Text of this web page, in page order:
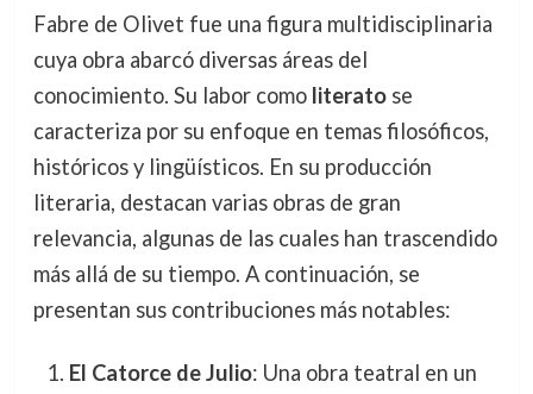
Fabre de Olivet fue una figura multidisciplinaria
cuya obra abarcó diversas áreas del
conocimiento. Su labor como literatose
caracteriza por su enfoque en temas filosóficos,
históricos y lingüísticos. En su producción
literaria, destacan varias obras de gran
relevancia, algunas de las cuales han trascendido
más allá de su tiempo. A continuación, se
presentan sus contribuciones más notables:
El Catorce de Julio: Una obra teatral en un